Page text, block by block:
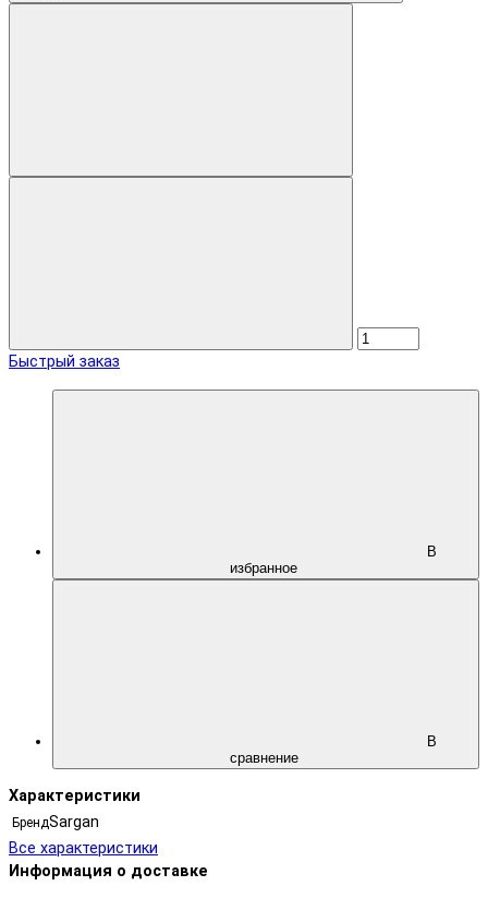
Быстрый заказ
В
избранное
В
сравнение
Характеристики
БрендSargan
Все характеристики
Информация о доставке